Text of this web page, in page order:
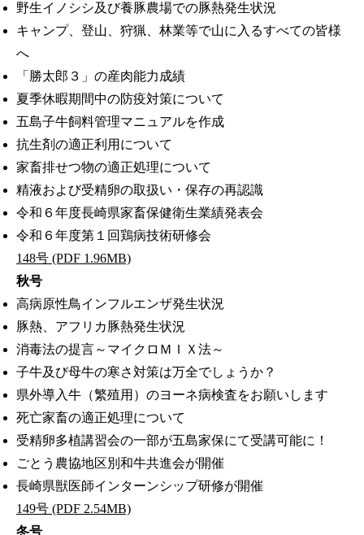
野生イノシシ及び養豚農場での豚熱発生状況
キャンプ、登山、狩猟、林業等で山に入るすべての皆様
へ
「勝太郎３」の産肉能力成績
夏季休暇期間中の防疫対策について
五島子牛飼料管理マニュアルを作成
抗生剤の適正利用について
家畜排せつ物の適正処理について
精液および受精卵の取扱い・保存の再認識
令和６年度長崎県家畜保健衛生業績発表会
令和６年度第１回鶏病技術研修会
148号 (PDF 1.96MB)
秋号
高病原性鳥インフルエンザ発生状況
豚熱、アフリカ豚熱発生状況
消毒法の提言～マイクロＭＩＸ法～
子牛及び母牛の寒さ対策は万全でしょうか？
県外導入牛（繁殖用）のヨーネ病検査をお願いします
死亡家畜の適正処理について
受精卵多植講習会の一部が五島家保にて受講可能に！
ごとう農協地区別和牛共進会が開催
長崎県獣医師インターンシップ研修が開催
149号 (PDF 2.54MB)
冬号